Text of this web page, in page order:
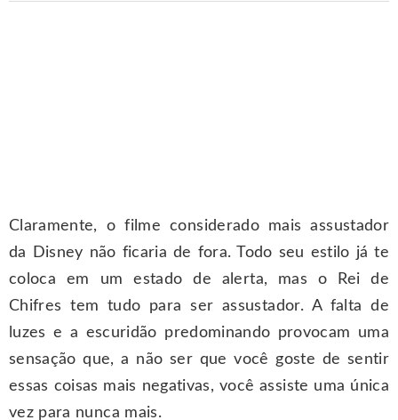
Claramente, o filme considerado mais assustador
da Disney não ficaria de fora. Todo seu estilo já te
coloca em um estado de alerta, mas o Rei de
Chifres tem tudo para ser assustador. A falta de
luzes e a escuridão predominando provocam uma
sensação que, a não ser que você goste de sentir
essas coisas mais negativas, você assiste uma única
vez para nunca mais.